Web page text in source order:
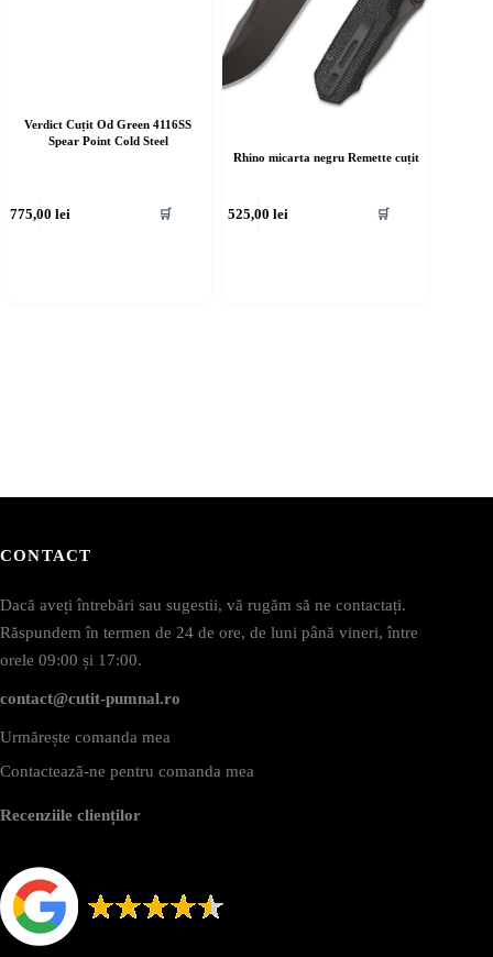
Verdict Cuțit Od Green 4116SS
Spear Point Cold Steel
775,00 lei 🛒
Rhino micarta negru Remette cuțit
525,00 lei 🛒
CONTACT
Dacă aveți întrebări sau sugestii, vă rugăm să ne contactați.
Răspundem în termen de 24 de ore, de luni până vineri, între
orele 09:00 și 17:00.
contact@cutit-pumnal.ro
Urmărește comanda mea
Contactează-ne pentru comanda mea
Recenziile clienților